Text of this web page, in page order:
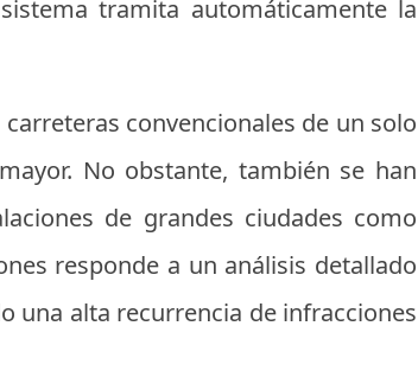
tramita automáticamente la
convencionales de un solo
No obstante, también se han
de grandes ciudades como
responde a un análisis detallado
una alta recurrencia de infracciones